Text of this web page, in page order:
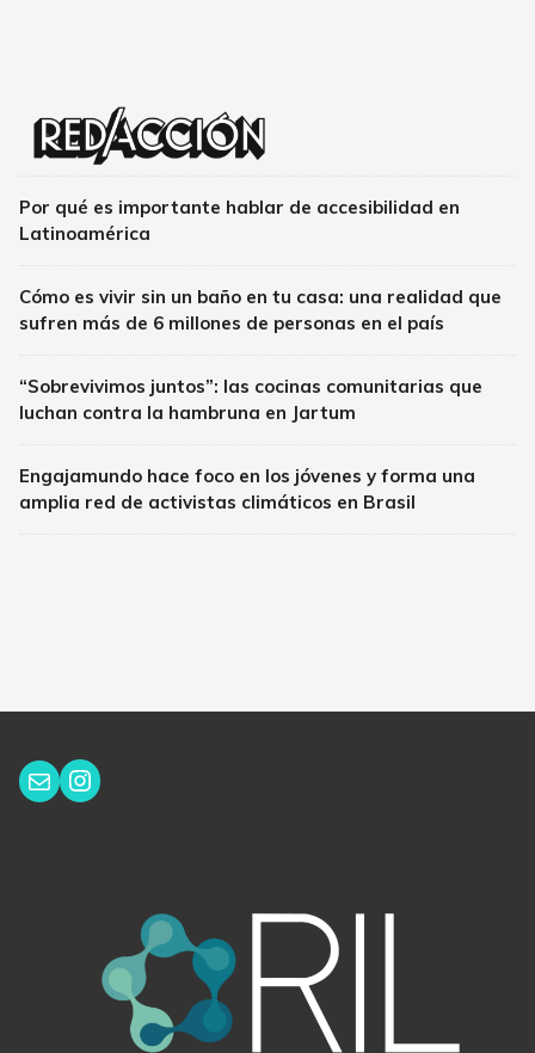
Por qué es importante hablar de accesibilidad en
Latinoamérica
Cómo es vivir sin un baño en tu casa: una realidad que
sufren más de 6 millones de personas en el país
“Sobrevivimos juntos”: las cocinas comunitarias que
luchan contra la hambruna en Jartum
Engajamundo hace foco en los jóvenes y forma una
amplia red de activistas climáticos en Brasil
Correo electrónico
Instagram